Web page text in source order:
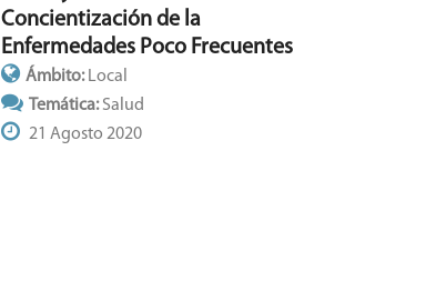
Concientización de la
Enfermedades Poco Frecuentes
Ámbito: Local
Temática:Salud
21 Agosto 2020